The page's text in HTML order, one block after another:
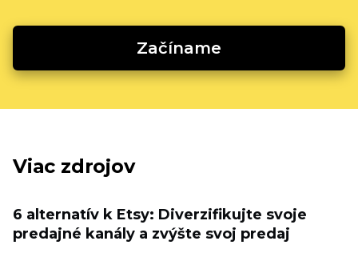
Začíname
Viac zdrojov
6 alternatív k Etsy: Diverzifikujte svoje
predajné kanály a zvýšte svoj predaj